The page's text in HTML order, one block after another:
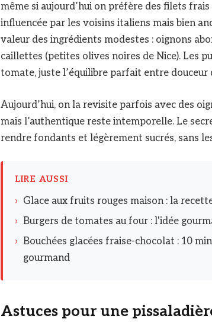
même si aujourd’hui on préfère des filets
influencée par les voisins italiens mais bien
valeur des ingrédients modestes : oignons
caillettes (petites olives noires de Nice). Les
tomate, juste l’équilibre parfait entre
Aujourd’hui, on la revisite parfois avec des
mais l’authentique reste intemporelle. Le
rendre fondants et légèrement sucrés, sans
LIRE AUSSI
› Glace aux fruits rouges maison : la
› Burgers de tomates au four : l'idée
› Bouchées glacées fraise-chocolat : 10
gourmand
Astuces pour une